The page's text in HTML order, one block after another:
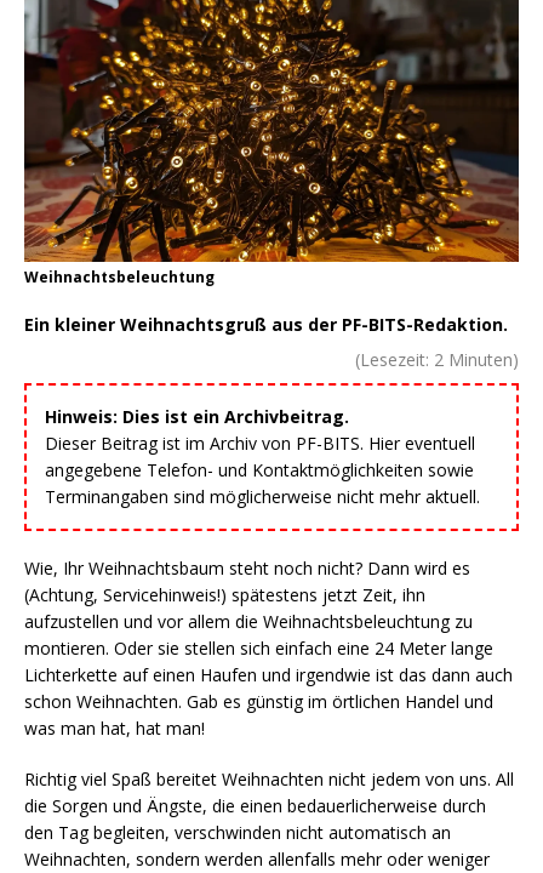
Weihnachtsbeleuchtung
Ein kleiner Weihnachtsgruß aus der PF-BITS-Redaktion.
(Lesezeit: 2 Minuten)
Hinweis: Dies ist ein Archivbeitrag.
Dieser Beitrag ist im Archiv von PF-BITS. Hier eventuell
angegebene Telefon- und Kontaktmöglichkeiten sowie
Terminangaben sind möglicherweise nicht mehr aktuell.
Wie, Ihr Weihnachtsbaum steht noch nicht? Dann wird es
(Achtung, Servicehinweis!) spätestens jetzt Zeit, ihn
aufzustellen und vor allem die Weihnachtsbeleuchtung zu
montieren. Oder sie stellen sich einfach eine 24 Meter lange
Lichterkette auf einen Haufen und irgendwie ist das dann auch
schon Weihnachten. Gab es günstig im örtlichen Handel und
was man hat, hat man!
Richtig viel Spaß bereitet Weihnachten nicht jedem von uns. All
die Sorgen und Ängste, die einen bedauerlicherweise durch
den Tag begleiten, verschwinden nicht automatisch an
Weihnachten, sondern werden allenfalls mehr oder weniger